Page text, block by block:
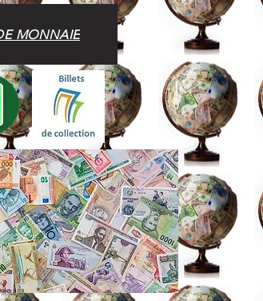
MONNAIE